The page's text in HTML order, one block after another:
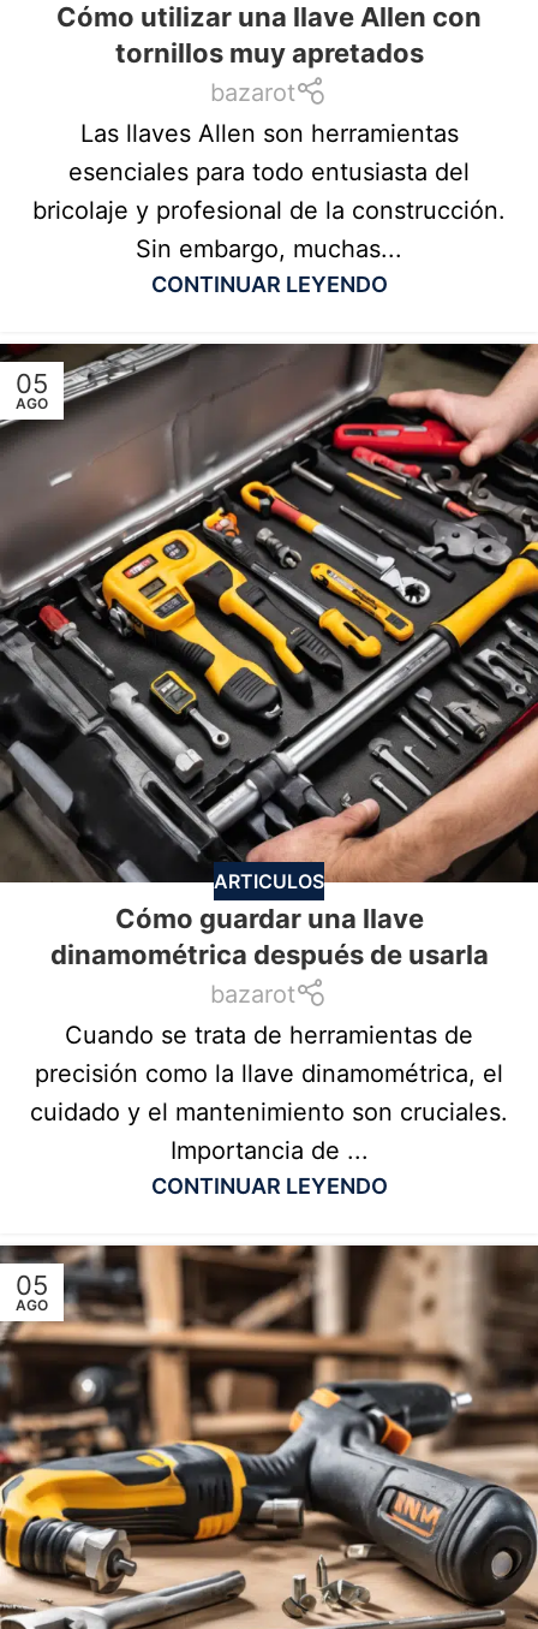
Cómo utilizar una llave Allen con
tornillos muy apretados
bazarot
Las llaves Allen son herramientas
esenciales para todo entusiasta del
bricolaje y profesional de la construcción.
Sin embargo, muchas...
CONTINUAR LEYENDO
05
AGO
ARTICULOS
Cómo guardar una llave
dinamométrica después de usarla
bazarot
Cuando se trata de herramientas de
precisión como la llave dinamométrica, el
cuidado y el mantenimiento son cruciales.
Importancia de ...
CONTINUAR LEYENDO
05
AGO